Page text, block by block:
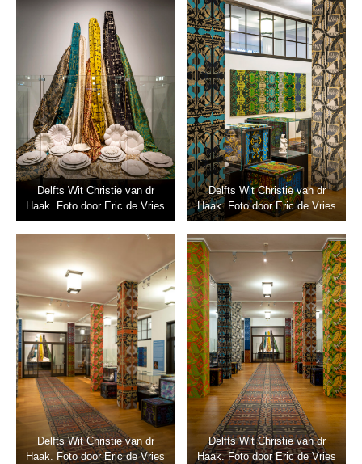
Delfts Wit Christie van dr
Haak. Foto door Eric de Vries
Delfts Wit Christie van dr
Haak. Foto door Eric de Vries
Delfts Wit Christie van dr
Haak. Foto door Eric de Vries
Delfts Wit Christie van dr
Haak. Foto door Eric de Vries